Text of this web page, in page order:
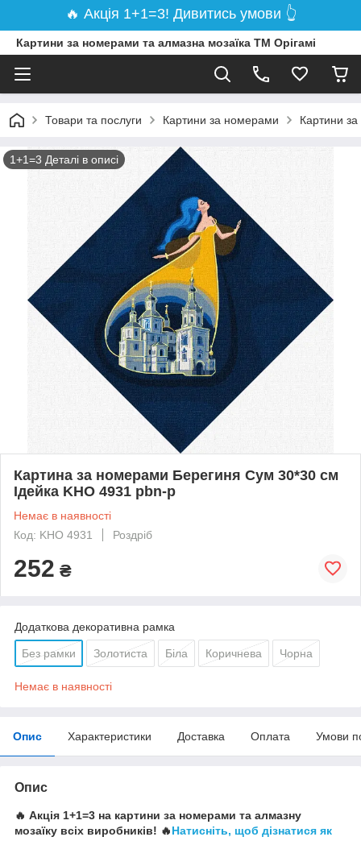
🔥 Акція 1+1=3! Дивитись умови 👆
Картини за номерами та алмазна мозаїка ТМ Орігамі
Товари та послуги Картини за номерами Картини
1+1=3 Деталі в описі
Картина за номерами Берегиня Сум 30*30 см
Ідейка KHO 4931 pbn-p
Немає в наявності
Код: KHO 4931
Роздріб
252 ₴
Додаткова декоративна рамка
Без рамки Золотиста Біла Коричнева Чорна
Немає в наявності
Опис Характеристики Доставка Оплата Умови
Опис
🔥 Акція 1+1=3 на картини за номерами та алмазну
мозаїку всіх виробників! 🔥Натисніть, щоб дізнатися як